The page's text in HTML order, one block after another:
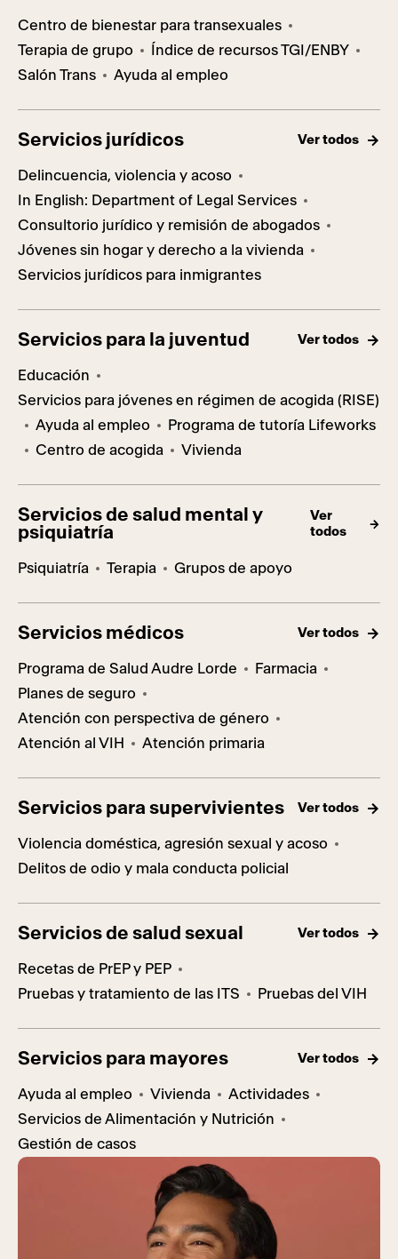
Centro de bienestar para transexuales
Terapia de grupo
Índice de recursos TGI/ENBY
Salón Trans
Ayuda al empleo
Servicios jurídicos Ver todos
Delincuencia, violencia y acoso
In English: Department of Legal Services
Consultorio jurídico y remisión de abogados
Jóvenes sin hogar y derecho a la vivienda
Servicios jurídicos para inmigrantes
Servicios para la juventud Ver todos
Educación
Servicios para jóvenes en régimen de acogida (RISE)
Ayuda al empleo
Programa de tutoría Lifeworks
Centro de acogida
Vivienda
Servicios de salud mental y
psiquiatría
Ver
todos
Psiquiatría Terapia Grupos de apoyo
Servicios médicos Ver todos
Programa de Salud Audre Lorde
Farmacia
Planes de seguro
Atención con perspectiva de género
Atención al VIH
Atención primaria
Servicios para supervivientes Ver todos
Violencia doméstica, agresión sexual y acoso
Delitos de odio y mala conducta policial
Servicios de salud sexual Ver todos
Recetas de PrEP y PEP
Pruebas y tratamiento de las ITS
Pruebas del VIH
Servicios para mayores Ver todos
Ayuda al empleo Vivienda
Actividades
Servicios de Alimentación y Nutrición
Gestión de casos